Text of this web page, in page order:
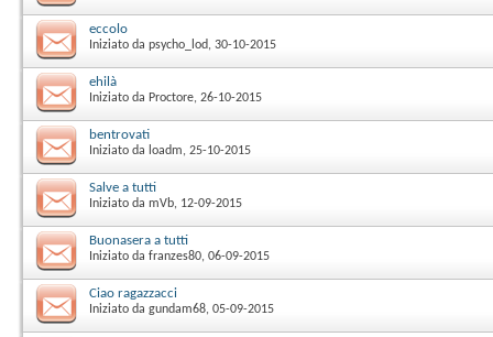
eccolo
Iniziato da psycho_lod‎, 30-10-2015
ehilà
Iniziato da Proctore‎, 26-10-2015
bentrovati
Iniziato da loadm‎, 25-10-2015
Salve a tutti
Iniziato da mVb‎, 12-09-2015
Buonasera a tutti
Iniziato da franzes80‎, 06-09-2015
Ciao ragazzacci
Iniziato da gundam68‎, 05-09-2015